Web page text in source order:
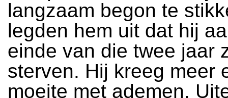
langzaam begon te
legden hem uit dat hij
einde van die twee jaar
sterven. Hij kreeg meer
moeite met ademen.